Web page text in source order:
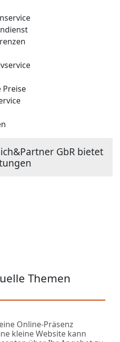
Preise
GbR bietet
Themen
Online-Präsenz
kleine Website kann